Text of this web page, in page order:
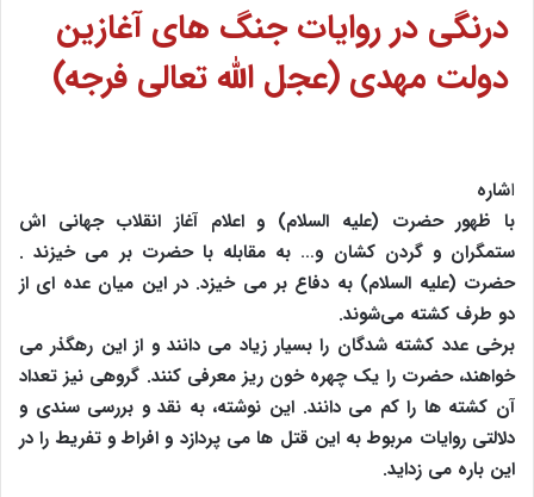
درنگی در روایات جنگ های آغازین
دولت مهدی (عجل الله تعالی فرجه)
اشاره
با ظهور حضرت (علیه السلام) و اعلام ‌آغاز انقلاب جهانی اش
ستمگران و گردن کشان و… به مقابله با حضرت بر می خیزند .
حضرت (علیه السلام) به دفاع بر می خیزد. در این میان عده ای از
دو طرف کشته می‌شوند.
برخی عدد کشته شدگان را بسیار زیاد می دانند و از این رهگذر می
خواهند، حضرت را یک چهره خون ریز معرفی کنند. گروهی نیز تعداد
آن کشته ها را کم می دانند. این نوشته، به نقد و بررسی سندی و
دلالتی روایات مربوط به این قتل ها می پردازد و افراط و تفریط را در
این باره می زداید.